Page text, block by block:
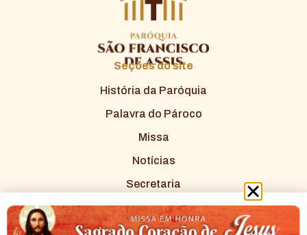
Seções do site
História da Paróquia
Palavra do Pároco
Missa
Notícias
Secretaria
Redes Sociais